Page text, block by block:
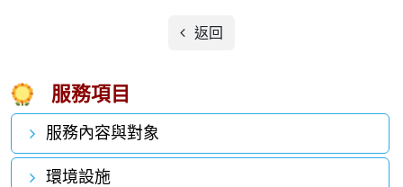
返回
服務項目
服務內容與對象
環境設施